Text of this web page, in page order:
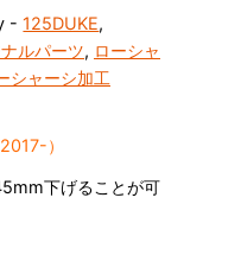
-125DUKE,
ルパーツ, ローシャ
シャーシ加工
）
下げることが可